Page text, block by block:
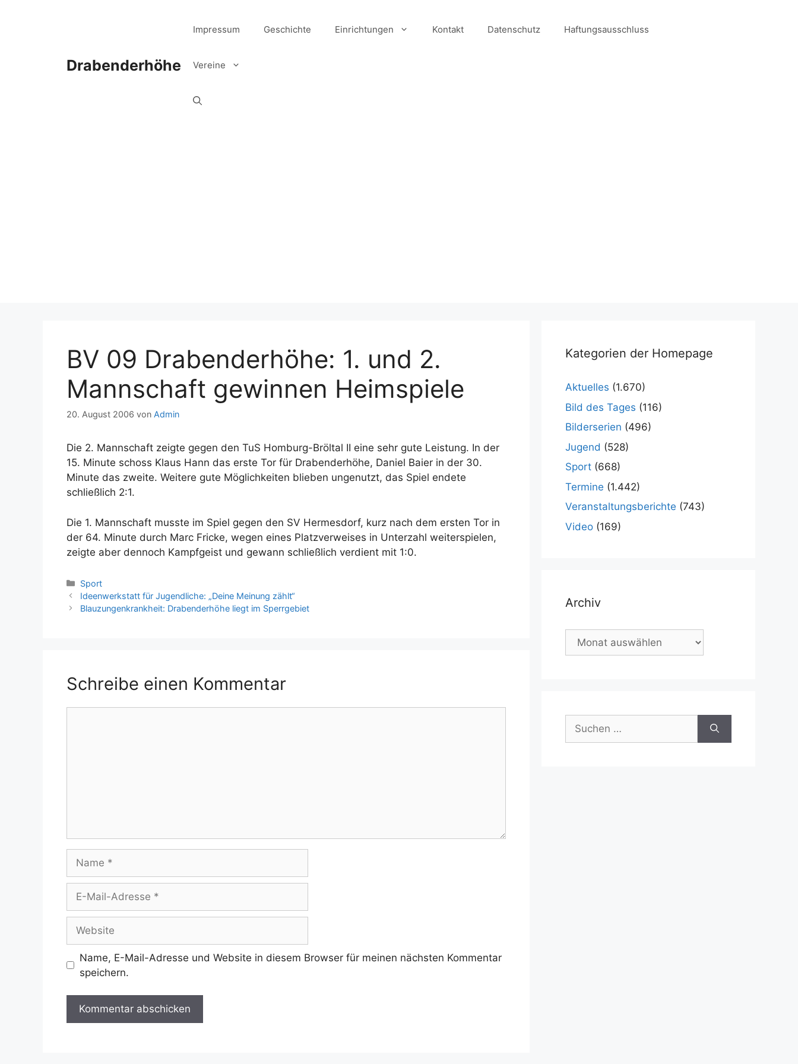
Drabenderhöhe
Impressum Geschichte Einrichtungen Kontakt Datenschutz Haftungsausschluss
Vereine
BV 09 Drabenderhöhe: 1. und 2.
Mannschaft gewinnen Heimspiele
20. August 2006 von Admin
Die 2. Mannschaft zeigte gegen den TuS Homburg-Bröltal II eine sehr gute Leistung. In der
15. Minute schoss Klaus Hann das erste Tor für Drabenderhöhe, Daniel Baier in der 30.
Minute das zweite. Weitere gute Möglichkeiten blieben ungenutzt, das Spiel endete
schließlich 2:1.
Die 1. Mannschaft musste im Spiel gegen den SV Hermesdorf, kurz nach dem ersten Tor in
der 64. Minute durch Marc Fricke, wegen eines Platzverweises in Unterzahl weiterspielen,
zeigte aber dennoch Kampfgeist und gewann schließlich verdient mit 1:0.
Kategorien
Sport
Ideenwerkstatt für Jugendliche: „Deine Meinung zählt“
Blauzungenkrankheit: Drabenderhöhe liegt im Sperrgebiet
Schreibe einen Kommentar
Mail-
Adresse
Name, E-Mail-Adresse und Website in diesem Browser für meinen nächsten Kommentar
speichern.
Kategorien der Homepage
Aktuelles (1.670)
Bild des Tages (116)
Bilderserien (496)
Jugend (528)
Sport (668)
Termine (1.442)
Veranstaltungsberichte (743)
Video (169)
Archiv
Archiv
nach: